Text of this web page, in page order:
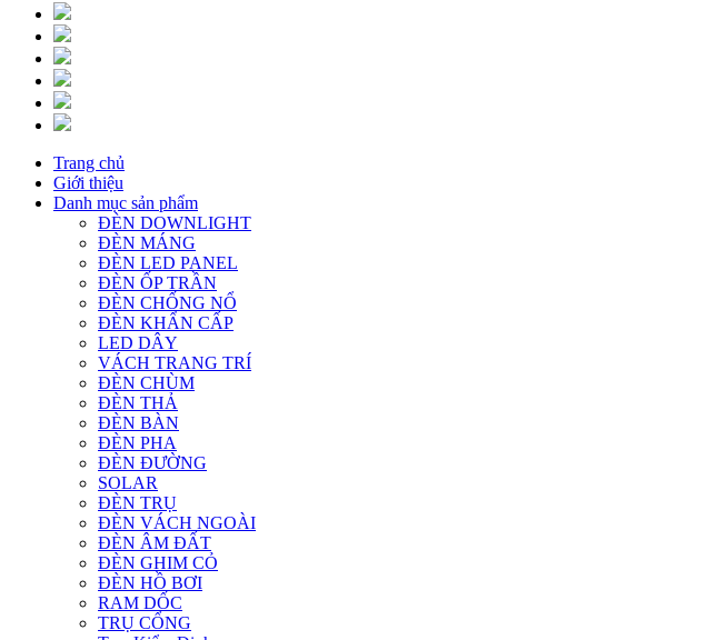
Trang chủ
Giới thiệu
Danh mục sản phẩm
ĐÈN DOWNLIGHT
ĐÈN MÁNG
ĐÈN LED PANEL
ĐÈN ỐP TRẦN
ĐÈN CHỐNG NỔ
ĐÈN KHẨN CẤP
LED DÂY
VÁCH TRANG TRÍ
ĐÈN CHÙM
ĐÈN THẢ
ĐÈN BÀN
ĐÈN PHA
ĐÈN ĐƯỜNG
SOLAR
ĐÈN TRỤ
ĐÈN VÁCH NGOÀI
ĐÈN ÂM ĐẤT
ĐÈN GHIM CỎ
ĐÈN HỒ BƠI
RAM DỐC
TRỤ CỔNG